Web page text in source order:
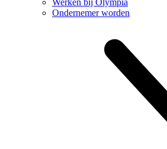
Werken bij Olympia
Ondernemer worden